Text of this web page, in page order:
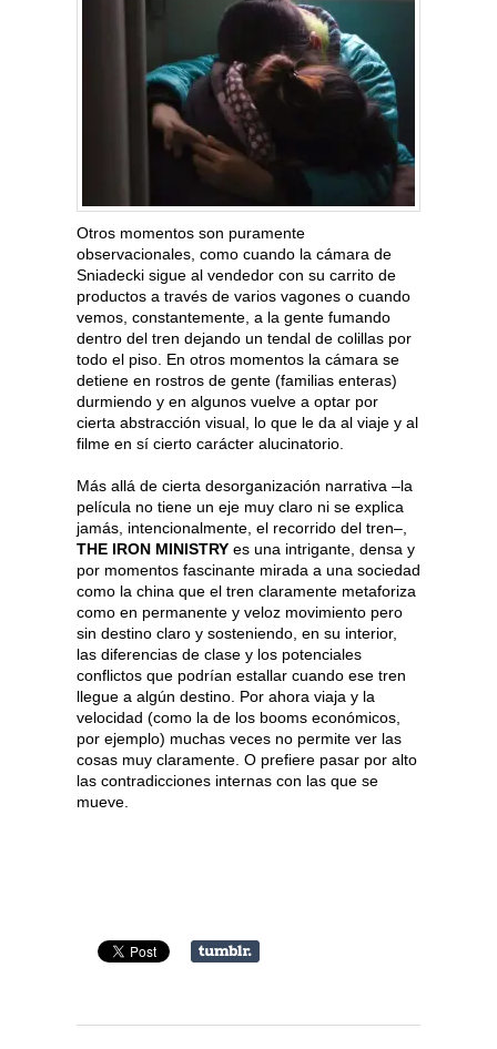
Otros momentos son puramente
observacionales, como cuando la cámara de
Sniadecki sigue al vendedor con su carrito de
productos a través de varios vagones o cuando
vemos, constantemente, a la gente fumando
dentro del tren dejando un tendal de colillas por
todo el piso. En otros momentos la cámara se
detiene en rostros de gente (familias enteras)
durmiendo y en algunos vuelve a optar por
cierta abstracción visual, lo que le da al viaje y al
filme en sí cierto carácter alucinatorio.
Más allá de cierta desorganización narrativa –la
película no tiene un eje muy claro ni se explica
jamás, intencionalmente, el recorrido del tren–,
THE IRON MINISTRY es una intrigante, densa y
por momentos fascinante mirada a una sociedad
como la china que el tren claramente metaforiza
como en permanente y veloz movimiento pero
sin destino claro y sosteniendo, en su interior,
las diferencias de clase y los potenciales
conflictos que podrían estallar cuando ese tren
llegue a algún destino. Por ahora viaja y la
velocidad (como la de los booms económicos,
por ejemplo) muchas veces no permite ver las
cosas muy claramente. O prefiere pasar por alto
las contradicciones internas con las que se
mueve.